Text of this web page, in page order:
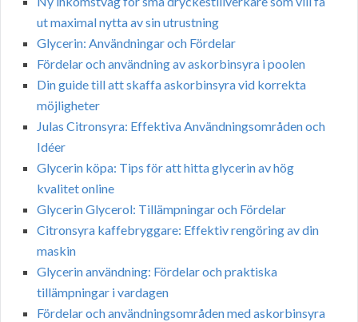
ut maximal nytta av sin utrustning
Glycerin: Användningar och Fördelar
Fördelar och användning av askorbinsyra i poolen
Din guide till att skaffa askorbinsyra vid korrekta
möjligheter
Julas Citronsyra: Effektiva Användningsområden och
Idéer
Glycerin köpa: Tips för att hitta glycerin av hög
kvalitet online
Glycerin Glycerol: Tillämpningar och Fördelar
Citronsyra kaffebryggare: Effektiv rengöring av din
maskin
Glycerin användning: Fördelar och praktiska
tillämpningar i vardagen
Fördelar och användningsområden med askorbinsyra